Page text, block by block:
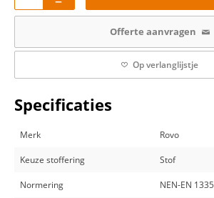
Offerte aanvragen
Op verlanglijstje
Specificaties
Merk Rovo
Keuze stoffering Stof
Normering NEN-EN 1335